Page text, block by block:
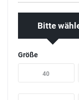
Bitte
Größe
40